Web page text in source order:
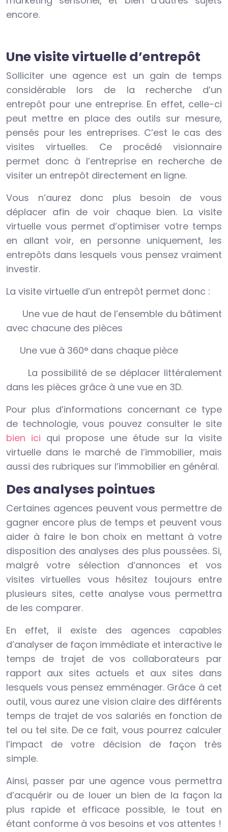
encore.
Une visite virtuelle d’entrepôt
Solliciter une agence est un gain de temps
considérable lors de la recherche d’un
entrepôt pour une entreprise. En effet, celle-ci
peut mettre en place des outils sur mesure,
pensés pour les entreprises. C’est le cas des
visites virtuelles. Ce procédé visionnaire
permet donc à l’entreprise en recherche de
visiter un entrepôt directement en ligne.
Vous n’aurez donc plus besoin de vous
déplacer afin de voir chaque bien. La visite
virtuelle vous permet d’optimiser votre temps
en allant voir, en personne uniquement, les
entrepôts dans lesquels vous pensez vraiment
investir.
La visite virtuelle d’un entrepôt permet donc :
Une vue de haut de l’ensemble du bâtiment
avec chacune des pièces
Une vue à 360° dans chaque pièce
La possibilité de se déplacer littéralement
dans les pièces grâce à une vue en 3D.
Pour plus d’informations concernant ce type
de technologie, vous pouvez consulter le site
bien ici qui propose une étude sur la visite
virtuelle dans le marché de l’immobilier, mais
aussi des rubriques sur l’immobilier en général.
Des analyses pointues
Certaines agences peuvent vous permettre de
gagner encore plus de temps et peuvent vous
aider à faire le bon choix en mettant à votre
disposition des analyses des plus poussées. Si,
malgré votre sélection d’annonces et vos
visites virtuelles vous hésitez toujours entre
plusieurs sites, cette analyse vous permettra
de les comparer.
En effet, il existe des agences capables
d’analyser de façon immédiate et interactive le
temps de trajet de vos collaborateurs par
rapport aux sites actuels et aux sites dans
lesquels vous pensez emménager. Grâce à cet
outil, vous aurez une vision claire des différents
temps de trajet de vos salariés en fonction de
tel ou tel site. De ce fait, vous pourrez calculer
l’impact de votre décision de façon très
simple.
Ainsi, passer par une agence vous permettra
d’acquérir ou de louer un bien de la façon la
plus rapide et efficace possible, le tout en
étant conforme à vos besoins et vos attentes !